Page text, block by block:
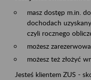
masz dostęp m.in.
dochodach
czyli rocznego
możesz
możesz też złożyć
Jesteś klientem ZUS -